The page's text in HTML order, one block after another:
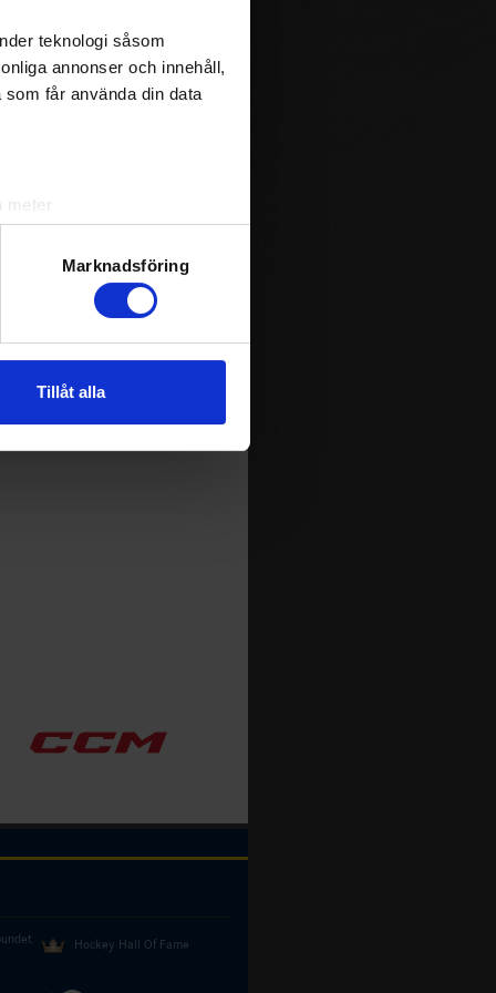
teknologi såsom
annonser och innehåll,
får använda din data
meter
. Du kan ändra
funktioner för
kombinera informationen
tjänster.
Marknadsföring
Tillåt alla
i Sverige. Du kan
att få pushnotiser när
Hockey Hall Of Fame